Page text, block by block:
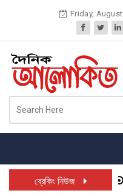
Friday,
ব্রেকিং নিউজ